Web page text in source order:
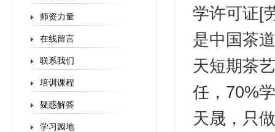
师资力量
在线留言
联系我们
培训课程
疑惑解答
学习园地
学许可证[
是中国茶
天短期茶
任，70%
天晟，只